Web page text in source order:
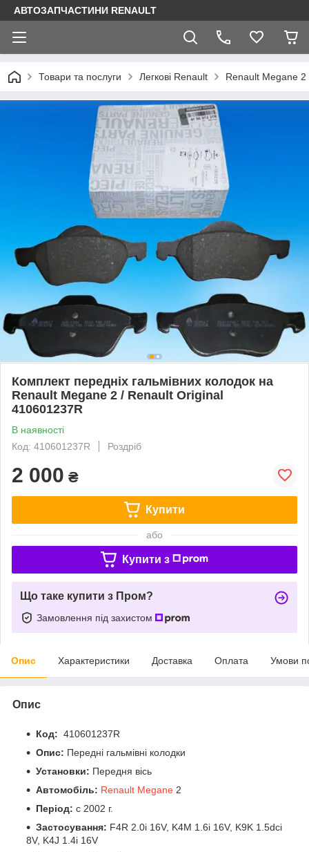
АВТОЗАПЧАСТИНИ RENAULT
Товари та послуги Легкові Renault Renault Megane 2
Комплект передніх гальмівних колодок на
Renault Megane 2 / Renault Original
410601237R
В наявності
Код: 410601237R
Роздріб
2 000 ₴
Купити
або
Купити з
Що таке купити з Пром?
Замовлення під захистом
Опис Характеристики Доставка Оплата Умови
Опис
Код: 410601237R
Опис: Передні гальмівні колодки
Установки: Передня вісь
Автомобіль: Renault Megane 2
Період: c 2002 г.
Застосування: F4R 2.0i 16V, K4M 1.6i 16V, K9K 1.5dci
8V, K4J 1.4i 16V